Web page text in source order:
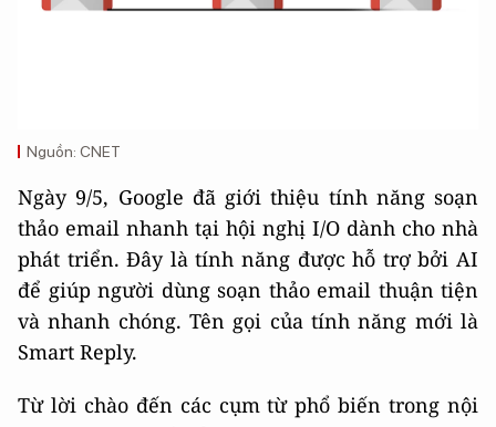
Nguồn: CNET
Ngày 9/5, Google đã giới thiệu tính năng soạn
thảo email nhanh tại hội nghị I/O dành cho nhà
phát triển. Đây là tính năng được hỗ trợ bởi AI
để giúp người dùng soạn thảo email thuận tiện
và nhanh chóng. Tên gọi của tính năng mới là
Smart Reply.
Từ lời chào đến các cụm từ phổ biến trong nội